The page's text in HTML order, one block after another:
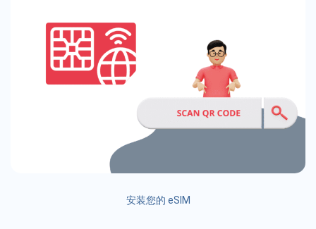
安装您的 eSIM